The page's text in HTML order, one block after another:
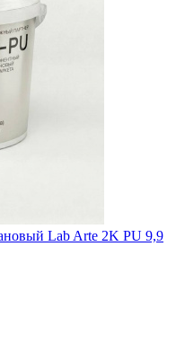
Lab Arte 2K PU 9,9